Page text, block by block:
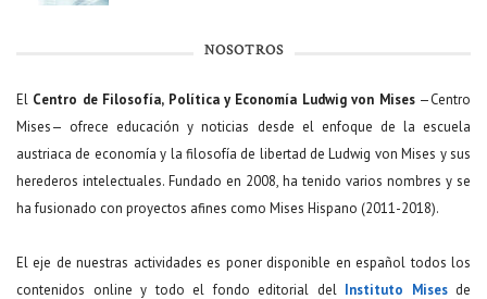
NOSOTROS
El Centro de Filosofía, Política y Economía Ludwig von Mises—Centro
Mises— ofrece educación y noticias desde el enfoque de la escuela
austriaca de economía y la filosofía de libertad de Ludwig von Mises y sus
herederos intelectuales. Fundado en 2008, ha tenido varios nombres y se
ha fusionado con proyectos afines como Mises Hispano (2011-2018).
El eje de nuestras actividades es poner disponible en español todos los
contenidos online y todo el fondo editorial del Instituto Misesde